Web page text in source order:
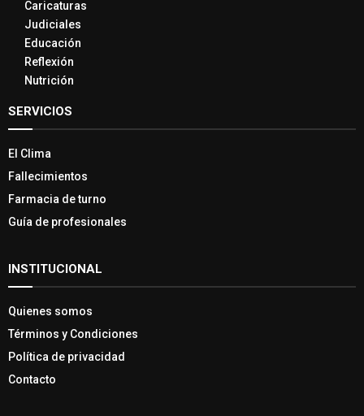
Caricaturas
Judiciales
Educación
Reflexión
Nutrición
SERVICIOS
El Clima
Fallecimientos
Farmacia de turno
Guía de profesionales
INSTITUCIONAL
Quienes somos
Términos y Condiciones
Política de privacidad
Contacto